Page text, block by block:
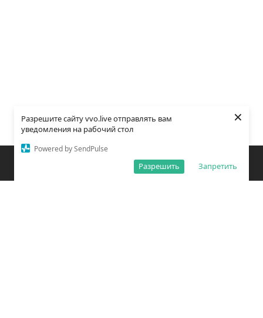
Разрешите сайту vvo.live отправлять вам
уведомления на рабочий стол
Powered by SendPulse
Запретить
Разрешить
×
Закладки Поиск Открыть меню